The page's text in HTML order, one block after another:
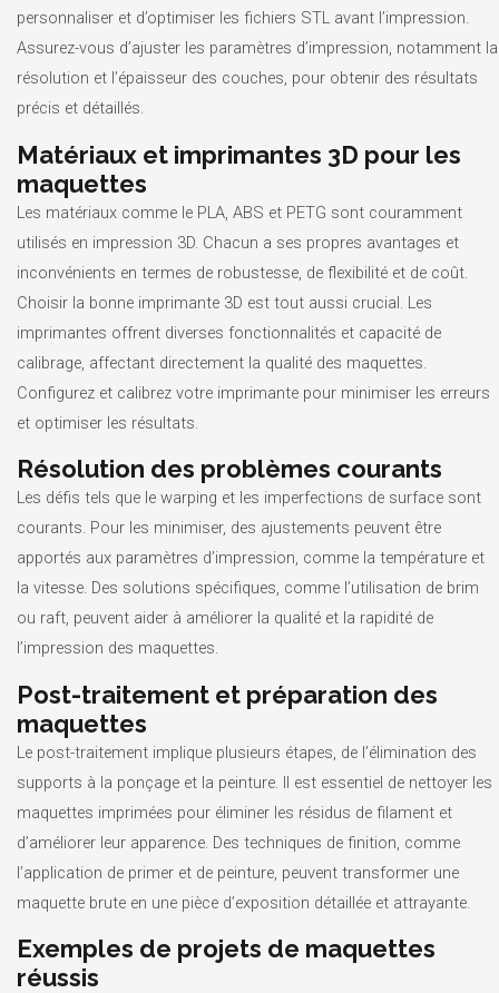
personnaliser et d’optimiser les fichiers STL avant l’impression.
Assurez-vous d’ajuster les paramètres d’impression, notamment la
résolution et l’épaisseur des couches, pour obtenir des résultats
précis et détaillés.
Matériaux et imprimantes 3D pour les
maquettes
Les matériaux comme le PLA, ABS et PETG sont couramment
utilisés en impression 3D. Chacun a ses propres avantages et
inconvénients en termes de robustesse, de flexibilité et de coût.
Choisir la bonne imprimante 3D est tout aussi crucial. Les
imprimantes offrent diverses fonctionnalités et capacité de
calibrage, affectant directement la qualité des maquettes.
Configurez et calibrez votre imprimante pour minimiser les erreurs
et optimiser les résultats.
Résolution des problèmes courants
Les défis tels que le warping et les imperfections de surface sont
courants. Pour les minimiser, des ajustements peuvent être
apportés aux paramètres d’impression, comme la température et
la vitesse. Des solutions spécifiques, comme l’utilisation de brim
ou raft, peuvent aider à améliorer la qualité et la rapidité de
l’impression des maquettes.
Post-traitement et préparation des
maquettes
Le post-traitement implique plusieurs étapes, de l’élimination des
supports à la ponçage et la peinture. Il est essentiel de nettoyer les
maquettes imprimées pour éliminer les résidus de filament et
d’améliorer leur apparence. Des techniques de finition, comme
l’application de primer et de peinture, peuvent transformer une
maquette brute en une pièce d’exposition détaillée et attrayante.
Exemples de projets de maquettes
réussis